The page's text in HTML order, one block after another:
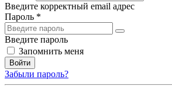
Введите корректный email адрес
Пароль *
Введите пароль
Запомнить меня
Войти
Забыли пароль?